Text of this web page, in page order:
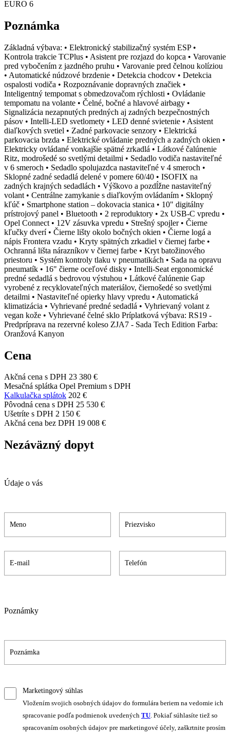
EURO 6
Poznámka
Základná výbava: • Elektronický stabilizačný systém ESP •
Kontrola trakcie TCPlus • Asistent pre rozjazd do kopca • Varovanie
pred vybočením z jazdného pruhu • Varovanie pred čelnou kolíziou
• Automatické núdzové brzdenie • Detekcia chodcov • Detekcia
ospalosti vodiča • Rozpoznávanie dopravných značiek •
Inteligentný tempomat s obmedzovačom rýchlosti • Ovládanie
tempomatu na volante • Čelné, bočné a hlavové airbagy •
Signalizácia nezapnutých predných aj zadných bezpečnostných
pásov • Intelli-LED svetlomety • LED denné svietenie • Asistent
diaľkových svetiel • Zadné parkovacie senzory • Elektrická
parkovacia brzda • Elektrické ovládanie predných a zadných okien •
Elektricky ovládané vonkajšie spätné zrkadlá • Látkové čalúnenie
Ritz, modrošedé so svetlými detailmi • Sedadlo vodiča nastaviteľné
v 6 smeroch • Sedadlo spolujazdca nastaviteľné v 4 smeroch •
Sklopné zadné sedadlá delené v pomere 60/40 • ISOFIX na
zadných krajných sedadlách • Výškovo a pozdĺžne nastaviteľný
volant • Centrálne zamykanie s diaľkovým ovládaním • Sklopný
kľúč • Smartphone station – dokovacia stanica • 10" digitálny
prístrojový panel • Bluetooth • 2 reproduktory • 2x USB-C vpredu •
Opel Connect • 12V zásuvka vpredu • Strešný spojler • Čierne
kľučky dverí • Čierne lišty okolo bočných okien • Čierne logá a
nápis Frontera vzadu • Kryty spätných zrkadiel v čiernej farbe •
Ochranná lišta nárazníkov v čiernej farbe • Kryt batožinového
priestoru • Systém kontroly tlaku v pneumatikách • Sada na opravu
pneumatík • 16" čierne oceľové disky • Intelli-Seat ergonomické
predné sedadlá s bedrovou výstuhou • Látkové čalúnenie Gap
vyrobené z recyklovateľných materiálov, čiernošedé so svetlými
detailmi • Nastaviteľné opierky hlavy vpredu • Automatická
klimatizácia • Vyhrievané predné sedadlá • Vyhrievaný volant z
vegan kože • Vyhrievané čelné sklo Príplatková výbava: RS19 -
Predpríprava na rezervné koleso ZJA7 - Sada Tech Edition Farba:
Oranžová Kanyon
Cena
Akčná cena s DPH 23 380 €
Mesačná splátka Opel Premium s DPH
Kalkulačka splátok 202 €
Pôvodná cena s DPH 25 530 €
Ušetríte s DPH 2 150 €
Akčná cena bez DPH 19 008 €
Nezáväzný dopyt
Údaje o vás
Poznámky
Marketingový súhlas
Vložením svojich osobných údajov do formulára beriem na vedomie ich
spracovanie podľa podmienok uvedených TU . Pokiaľ súhlasíte tiež so
spracovaním osobných údajov pre marketingové účely, zaškrtnite prosím